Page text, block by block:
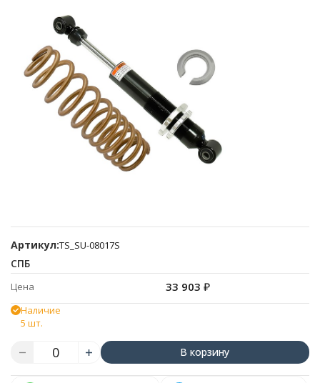
Артикул:TS_SU-08017S
СПБ
Цена 33 903 ₽
Наличие
5 шт.
В корзину